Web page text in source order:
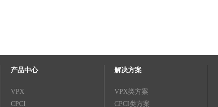
产品中心
VPX
CPCI
解决方案
VPX类方案
CPCI类方案